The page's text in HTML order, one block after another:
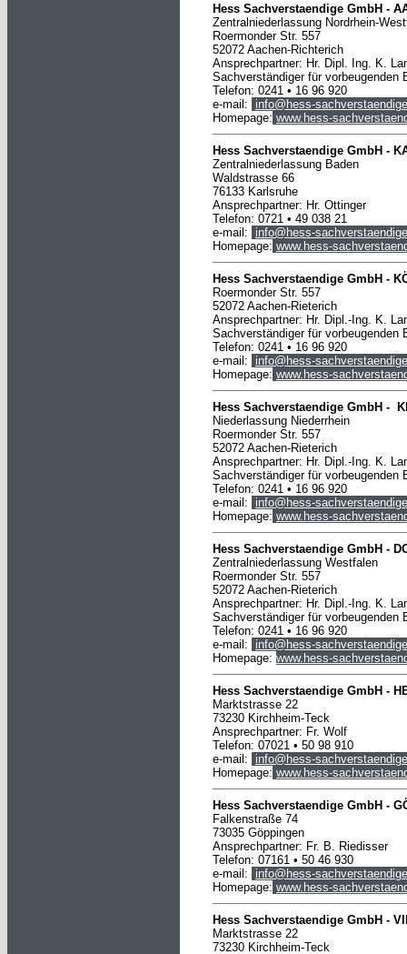
Hess Sachverstaendige GmbH -
Zentralniederlassung Nordrhein-
Roermonder Str. 557
52072 Aachen-Richterich
Ansprechpartner: Hr. Dipl. Ing. K.
Sachverständiger für vorbeugenden
Telefon: 0241 • 16 96 920
e-mail:
info@hess-
Homepage: www.hess-
Hess Sachverstaendige GmbH -
Zentralniederlassung Baden
Waldstrasse 66
76133 Karlsruhe
Ansprechpartner: Hr. Ottinger
Telefon: 0721 • 49 038 21
e-mail:
info@hess-
Homepage: www.hess-
Hess Sachverstaendige GmbH -
Roermonder Str. 557
52072 Aachen-Rieterich
Ansprechpartner: Hr. Dipl.-Ing. K.
Sachverständiger für vorbeugenden
Telefon: 0241 • 16 96 920
e-mail:
info@hess-
Homepage: www.hess-
Hess Sachverstaendige GmbH -
Niederlassung Niederrhein
Roermonder Str. 557
52072 Aachen-Rieterich
Ansprechpartner: Hr. Dipl.-Ing. K.
Sachverständiger für vorbeugenden
Telefon: 0241 • 16 96 920
e-mail:
info@hess-
Homepage: www.hess-
Hess Sachverstaendige GmbH -
Zentralniederlassung Westfalen
Roermonder Str. 557
52072 Aachen-Rieterich
Ansprechpartner: Hr. Dipl.-Ing. K.
Sachverständiger für vorbeugenden
Telefon: 0241 • 16 96 920
e-mail:
info@hess-
Homepage: www.hess-
Hess Sachverstaendige GmbH -
Marktstrasse 22
73230 Kirchheim-Teck
Ansprechpartner: Fr. Wolf
Telefon: 07021 • 50 98 910
e-mail:
info@hess-
Homepage: www.hess-
Hess Sachverstaendige GmbH -
Falkenstraße 74
73035 Göppingen
Ansprechpartner: Fr. B. Riedisser
Telefon: 07161 • 50 46 930
e-mail:
info@hess-
Homepage: www.hess-
Hess Sachverstaendige GmbH -
Marktstrasse 22
73230 Kirchheim-Teck